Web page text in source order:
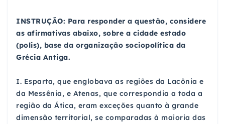
INSTRUÇÃO: Para responder a questão, considere
as afirmativas abaixo, sobre a cidade estado
(polis), base da organização sociopolítica da
Grécia Antiga.
I. Esparta, que englobava as regiões da Lacônia e
da Messênia, e Atenas, que correspondia a toda a
região da Ática, eram exceções quanto à grande
dimensão territorial, se comparadas à maioria das